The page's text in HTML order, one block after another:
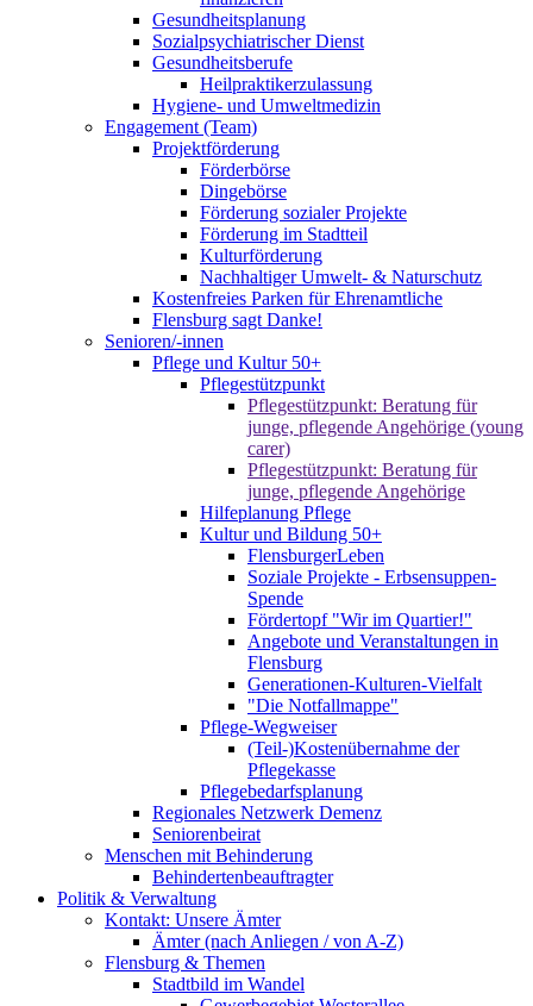
Gesundheitsplanung
Sozialpsychiatrischer Dienst
Gesundheitsberufe
Heilpraktikerzulassung
Hygiene- und Umweltmedizin
Engagement (Team)
Projektförderung
Förderbörse
Dingebörse
Förderung sozialer Projekte
Förderung im Stadtteil
Kulturförderung
Nachhaltiger Umwelt- & Naturschutz
Kostenfreies Parken für Ehrenamtliche
Flensburg sagt Danke!
Senioren/-innen
Pflege und Kultur 50+
Pflegestützpunkt
Pflegestützpunkt: Beratung für
junge, pflegende Angehörige (young
carer)
Pflegestützpunkt: Beratung für
junge, pflegende Angehörige
Hilfeplanung Pflege
Kultur und Bildung 50+
FlensburgerLeben
Soziale Projekte - Erbsensuppen-
Spende
Fördertopf "Wir im Quartier!"
Angebote und Veranstaltungen in
Flensburg
Generationen-Kulturen-Vielfalt
"Die Notfallmappe"
Pflege-Wegweiser
(Teil-)Kostenübernahme der
Pflegekasse
Pflegebedarfsplanung
Regionales Netzwerk Demenz
Seniorenbeirat
Menschen mit Behinderung
Behindertenbeauftragter
Politik & Verwaltung
Kontakt: Unsere Ämter
Ämter (nach Anliegen / von A-Z)
Flensburg & Themen
Stadtbild im Wandel